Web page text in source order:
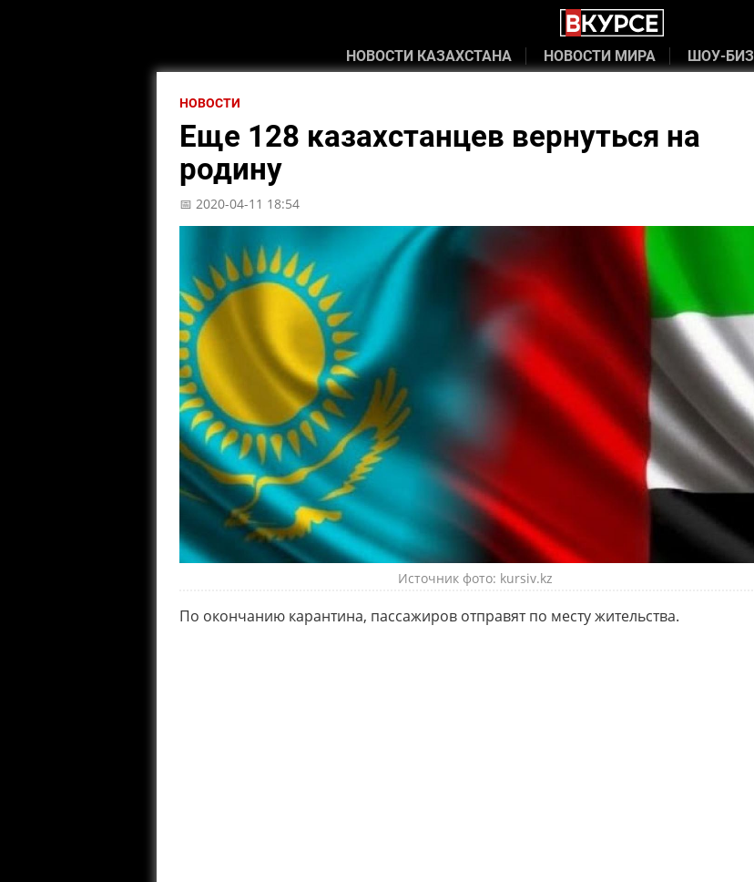
НОВОСТИ КАЗАХСТАНА НОВОСТИ МИРА ШОУ-БИЗ
НОВОСТИ
Еще 128 казахстанцев вернуться на
родину
📅 2020-04-11 18:54
Источник фото: kursiv.kz
По окончанию карантина, пассажиров отправят по месту жительства.